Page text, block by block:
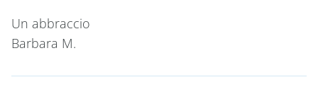
Un abbraccio
Barbara M.